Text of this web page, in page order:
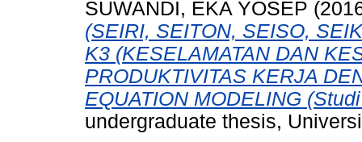
SUWANDI, EKA YOSEP
(SEIRI, SEITON, SEISO,
K3 (KESELAMATAN DAN
PRODUKTIVITAS KERJA
EQUATION MODELING
undergraduate thesis,